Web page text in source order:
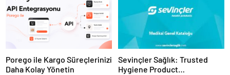
Porego ile Kargo Süreçlerinizi
Daha Kolay Yönetin
Sevinçler Sağlık: Trusted
Hygiene Product